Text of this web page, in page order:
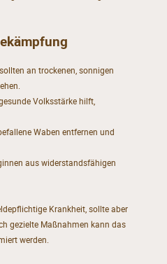
an trockenen, sonnigen
Volksstärke hilft,
Waben entfernen und
aus widerstandsfähigen
Krankheit, sollte aber
gezielte Maßnahmen kann das
werden.